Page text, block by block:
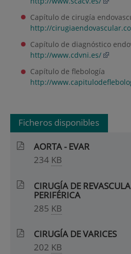
Capítulo de cirugía
http://
Capítulo de diagnóstico
http://www.cdvni.es/
Capítulo de flebología
http://
Ficheros disponibles
AORTA - EVAR
234 KB
CIRUGÍA DE
PERIFÉRICA
285 KB
CIRUGÍA DE VARICES
202 KB